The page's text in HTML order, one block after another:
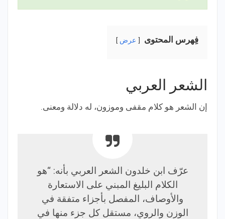
فِهرس المحتوى عرض
الشعر العربي
إن الشعر هو كلام مقفى وموزون، له دلالة ومعنى.
عرّف ابن خلدون الشعر العربي بأنه: “هو
الكلام البليغ المبني على الاستعارة
والأوصاف، المفصل بأجزاء متفقة في
الوزن والروي، مستقل كل جزء منها في